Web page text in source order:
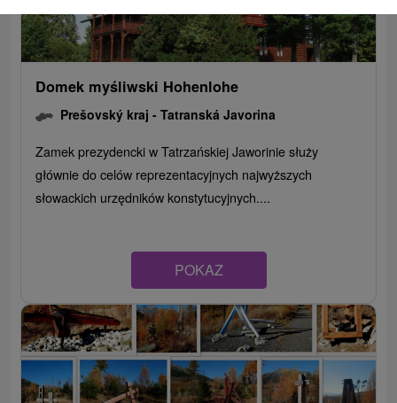
Domek myśliwski Hohenlohe
Prešovský kraj -Tatranská Javorina
Zamek prezydencki w Tatrzańskiej Jaworinie służy
głównie do celów reprezentacyjnych najwyższych
słowackich urzędników konstytucyjnych....
POKAZ